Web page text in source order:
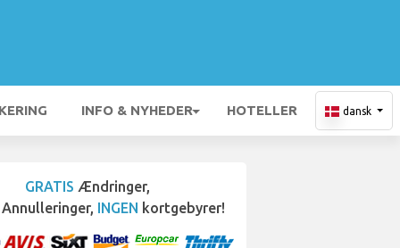
INFO & NYHEDER HOTELLER dansk
GRATIS Ændringer,
Annulleringer, INGEN kortgebyrer!